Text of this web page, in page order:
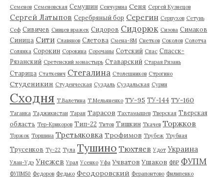
Семенов Семеновская Семушин Сенчурина Сеня Сергей Кузнецов
Сергей Латыпов Серебряный бор Серегин Серпухов Сетунь
Сеф Сивичев Сивцев вражек Сидоров Сидорюк Сизова Симаков
Синица Сити Славянов Слетова Смена-8М Снетков Соколов Солотча
Солянка Сорокин Сорокина Сорочаны Сотский Спас Спасск-
Рязанский Сретенский монастырь Ставарский Старая Рязань
Старица Статкевич Стегалина Столешников Строгино
Студеникин Студенческая Суздаль Суздальская Сурин
Сходня Т.Валетина Т.Мельяненко ТУ-95 ТУ-144 ТУ-160
Таганка Таджикистан Таран Тарасов Тахтамышев Тверская Тверская
область Тер-Крикоров Тип-22 Титов Тишкин Ткачев Торжков
Торжок Торшина Третьяковка Трофимов Трубеж Трубная
Трусенков Ту-22 Тула Тушино Тюхтяев Удот Украина
Улан-Удэ Унежев Урал Усенко Уфа Учватов Ушаков ФВР ФУПМ
ФУПМ50 Федоров Федько Феодоровский Ферапонтово Филипенко